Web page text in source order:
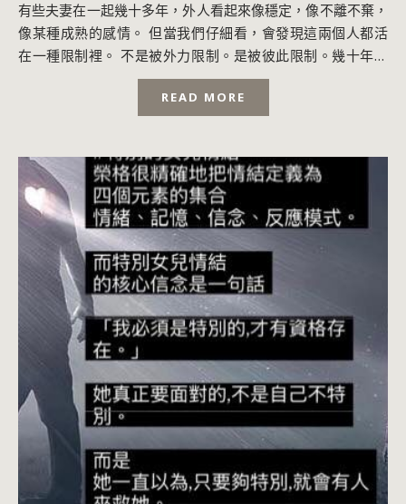
有些夫妻在一起幾十多年，外人看起來像穩定，像不離不棄，
像某種成熟的感情。 但當我們仔細看，會發現這兩個人都活
在一種限制裡。 不是被外力限制。是被彼此限制。幾十年沒
有累積。幾十年沒有擴張。 幾十年只在維...
READ MORE